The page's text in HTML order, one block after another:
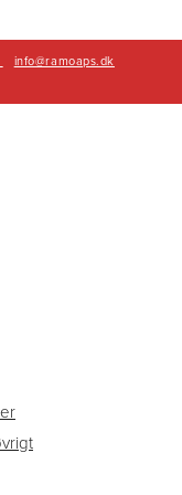
info@ramoaps.dk